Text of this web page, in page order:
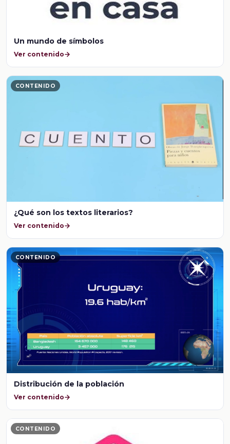
Un mundo de símbolos
Ver contenido
CONTENIDO
¿Qué son los textos literarios?
Ver contenido
CONTENIDO
Distribución de la población
Ver contenido
CONTENIDO